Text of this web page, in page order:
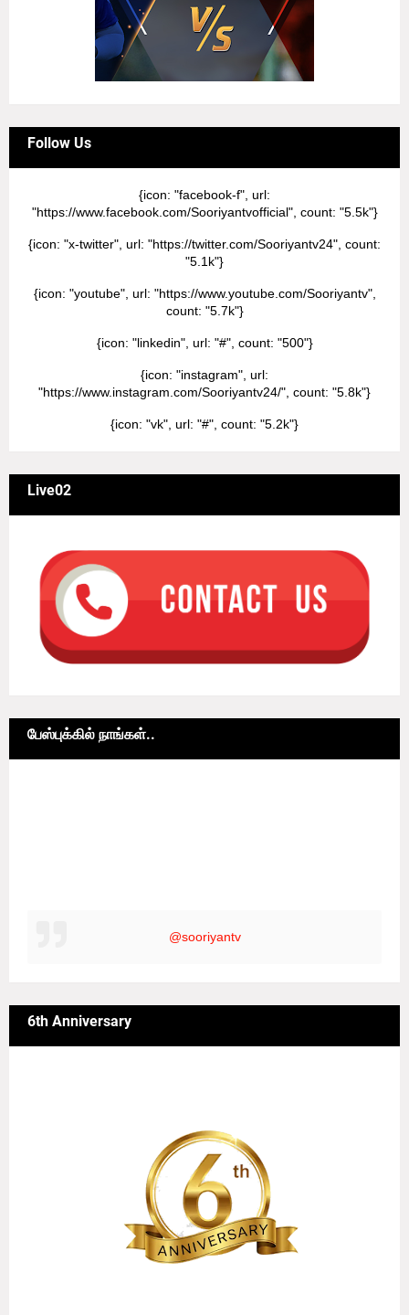
Follow Us
{icon: "facebook-f", url:
"https://www.facebook.com/Sooriyantvofficial", count: "5.5k"}
{icon: "x-twitter", url: "https://twitter.com/Sooriyantv24", count:
"5.1k"}
{icon: "youtube", url: "https://www.youtube.com/Sooriyantv",
count: "5.7k"}
{icon: "linkedin", url: "#", count: "500"}
{icon: "instagram", url:
"https://www.instagram.com/Sooriyantv24/", count: "5.8k"}
{icon: "vk", url: "#", count: "5.2k"}
Live02
பேஸ்புக்கில் நாங்கள்..
@sooriyantv
6th Anniversary